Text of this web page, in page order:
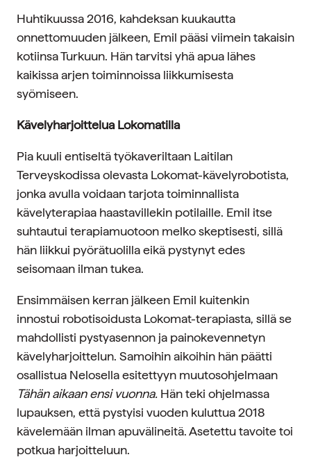
Huhtikuussa 2016, kahdeksan kuukautta
onnettomuuden jälkeen, Emil pääsi viimein takaisin
kotiinsa Turkuun. Hän tarvitsi yhä apua lähes
kaikissa arjen toiminnoissa liikkumisesta
syömiseen.
Kävelyharjoittelua Lokomatilla
Pia kuuli entiseltä työkaveriltaan Laitilan
Terveyskodissa olevasta Lokomat-kävelyrobotista,
jonka avulla voidaan tarjota toiminnallista
kävelyterapiaa haastavillekin potilaille. Emil itse
suhtautui terapiamuotoon melko skeptisesti, sillä
hän liikkui pyörätuolilla eikä pystynyt edes
seisomaan ilman tukea.
Ensimmäisen kerran jälkeen Emil kuitenkin
innostui robotisoidusta Lokomat-terapiasta, sillä se
mahdollisti pystyasennon ja painokevennetyn
kävelyharjoittelun. Samoihin aikoihin hän päätti
osallistua Nelosella esitettyyn muutosohjelmaan
Tähän aikaan ensi vuonna. Hän teki ohjelmassa
lupauksen, että pystyisi vuoden kuluttua 2018
kävelemään ilman apuvälineitä. Asetettu tavoite toi
potkua harjoitteluun.